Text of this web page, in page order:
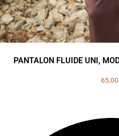
PANTALON FLUIDE UNI,
65,00